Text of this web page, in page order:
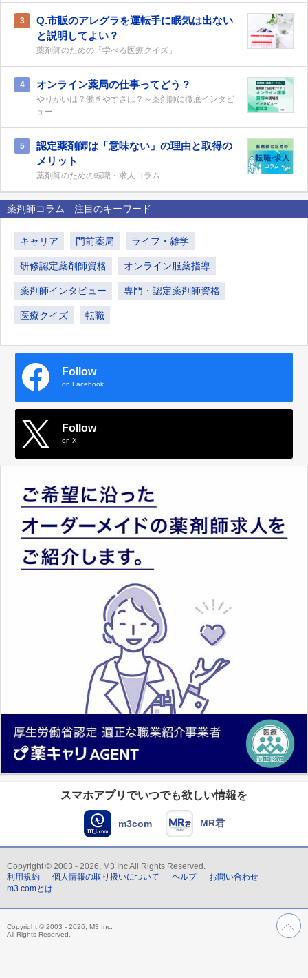
3
Q.市販のアレグラを運転手に眠気は出ない
と説明してよい？
薬剤師のための「学べる医療クイズ」
4 オンライン薬局の仕事ってどう？
やりがいは？働きやすさは？～薬剤師に徹底インタビ
ュー
5
認定薬剤師は「意味ない」の理由と取得の
メリット
薬剤師のための転職・求人コラム
薬剤師コラム 注目のキーワード
キャリア 門前薬局 ライフ・雑学
研修認定薬剤師資格 オンライン服薬指導
薬剤師インタビュー 専門・認定薬剤師資格
医療クイズ 転職
Follow
on Facebook
Follow
on X
スマホアプリでいつでも欲しい情報を
m3com MR君
Copyright © 2003 - 2026, M3 Inc All Rights Reserved.
利用規約
個人情報の取り扱いについて ヘルプ
お問い合わせ
m3.comとは
Copyright © 2003 - 2026, M3 Inc.
All Rights Reserved.